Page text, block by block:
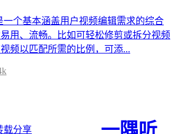
一个基本涵盖用户视频编辑需求的综合
用、流畅。比如可轻松修剪或拆分视频
频以匹配所需的比例，可添...
载分享